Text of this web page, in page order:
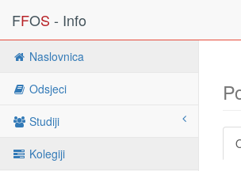
FFOS - Info
Naslovnica
Odsjeci
Studiji
Kolegiji